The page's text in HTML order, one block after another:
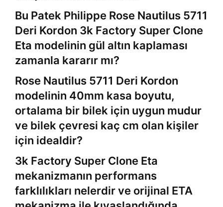
Bu Patek Philippe Rose Nautilus 5711
Deri Kordon 3k Factory Super Clone
Eta modelinin gül altın kaplaması
zamanla kararır mı?
Rose Nautilus 5711 Deri Kordon
modelinin 40mm kasa boyutu,
ortalama bir bilek için uygun mudur
ve bilek çevresi kaç cm olan kişiler
için idealdir?
3k Factory Super Clone Eta
mekanizmanın performans
farklılıkları nelerdir ve orijinal ETA